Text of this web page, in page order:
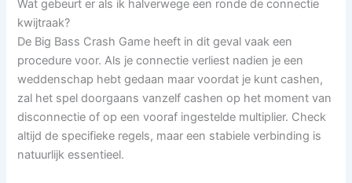
Wat gebeurt er als ik halverwege een ronde de connectie
kwijtraak?
De Big Bass Crash Game heeft in dit geval vaak een
procedure voor. Als je connectie verliest nadien je een
weddenschap hebt gedaan maar voordat je kunt cashen,
zal het spel doorgaans vanzelf cashen op het moment van
disconnectie of op een vooraf ingestelde multiplier. Check
altijd de specifieke regels, maar een stabiele verbinding is
natuurlijk essentieel.